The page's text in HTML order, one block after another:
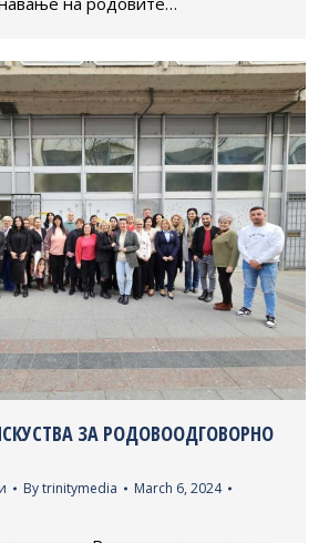
ЗА РОДОВООДГОВОРНО
Bytrinitymedia
March 6, 2024